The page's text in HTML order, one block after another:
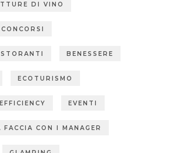
DI VINO
BENESSERE
ECOTURISMO
EVENTI
FACCIA CON I MANAGER